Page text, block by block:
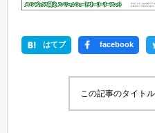
はてブ facebook
この記事のタイト